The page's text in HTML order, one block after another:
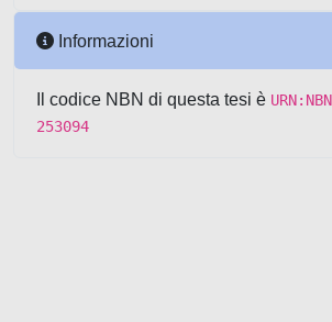
Informazioni
Il codice NBN di questa tesi è
253094